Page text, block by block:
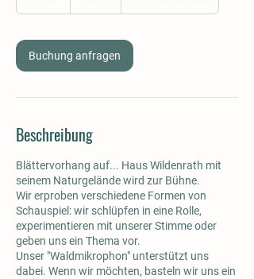
d
.
Buchung anfragen
Beschreibung
Blättervorhang auf... Haus Wildenrath mit
seinem Naturgelände wird zur Bühne.
Wir erproben verschiedene Formen von
Schauspiel: wir schlüpfen in eine Rolle,
experimentieren mit unserer Stimme oder
geben uns ein Thema vor.
Unser "Waldmikrophon" unterstützt uns
dabei. Wenn wir möchten, basteln wir uns ein